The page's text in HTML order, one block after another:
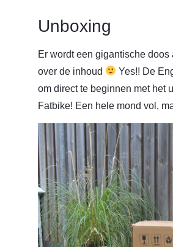
Unboxing
Er wordt een gigantische
over de inhoud
Yes!! De
om direct te beginnen met het
Fatbike! Een hele mond vol,